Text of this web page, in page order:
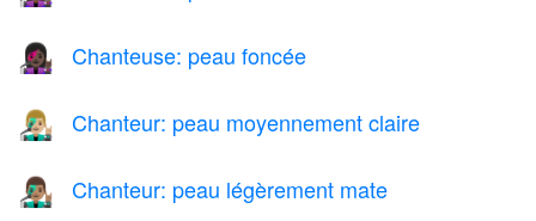
👩🏿‍🎤 Chanteuse: peau foncée
👨🏼‍🎤 Chanteur: peau moyennement claire
👨🏽‍🎤 Chanteur: peau légèrement mate